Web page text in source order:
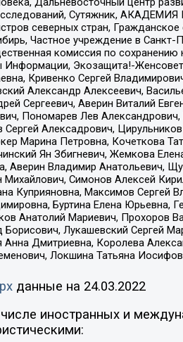
Сутяжник,
северных стран,
Частное учреждение в
комиссия по
Информации, Экозащита!-
Кривенко Сергей
Александр Алексеевич,
Сергеевич, Аверин Виталий
Пономарев Лев
Алексадрович,
Марина Петровна, Кочеткова
Ян Збигневич, Жемкова
Аверин Владимир Анатольевич,
Симонов Алексей
Куприяновна, Максимов Сергей
Буртина Елена
Анатолий Мариевич, Прохоров
Лукашевский Сергей
Дмитриевна, Королева
Локшина Татьяна
данные на 24.03.2022
иностранных и